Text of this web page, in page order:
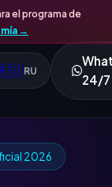
el programa de
→
RU
24/7
2026